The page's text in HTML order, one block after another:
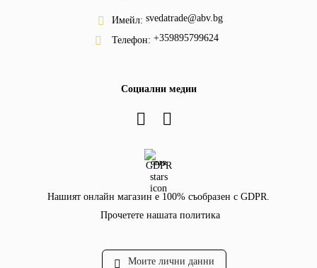
Имейл: svedatrade@abv.bg
Телефон: +359895799624
Социални медии
GDPR
Нашият онлайн магазин е 100% съобразен с GDPR.
Прочетете нашата политика
Моите лични данни